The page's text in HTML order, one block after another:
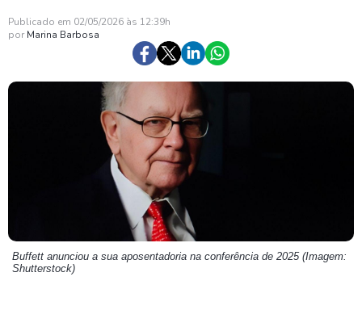
Publicado em 02/05/2026 às 12:39h
por Marina Barbosa
Buffett anunciou a sua aposentadoria na conferência de 2025 (Imagem:
Shutterstock)